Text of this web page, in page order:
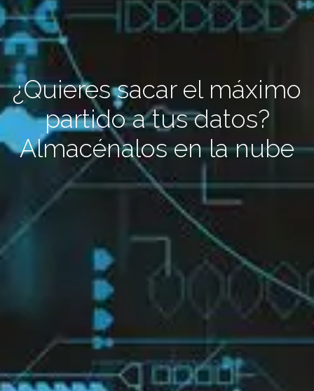
¿Quieres sacar el máximo
partido a tus datos?
Almacénalos en la nube